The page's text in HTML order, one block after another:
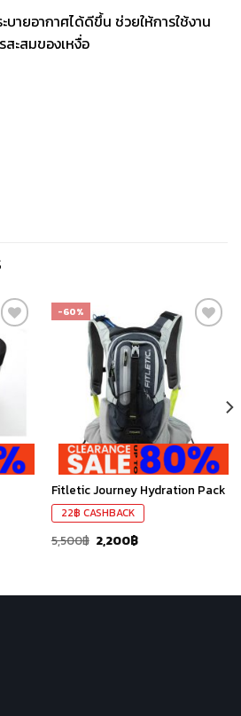
บายอากาศได้ดีขึ้น ช่วยให้การใช้งาน
ะสมของเหงื่อ
เก็บ
สินค้า
-60%
Fitletic Journey Hydration Pack
22฿ CASHBACK
5,500฿ 2,200฿